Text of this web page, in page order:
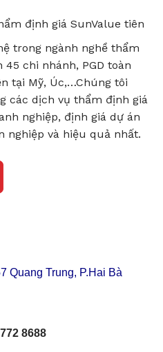
định giá SunValue tiên
trong ngành nghề thẩm
chi nhánh, PGD toàn
tại Mỹ, Úc,…Chúng tôi
các dịch vụ thẩm định giá
nghiệp, định giá dự án
nghiệp và hiệu quả nhất.
Quang Trung, P.Hai Bà
8688